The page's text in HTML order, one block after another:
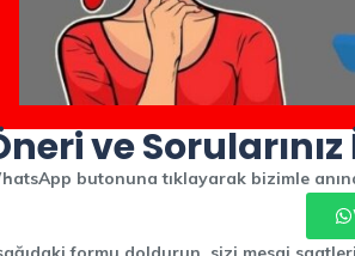
ve Sorularınız
butonuna tıklayarak bizimle